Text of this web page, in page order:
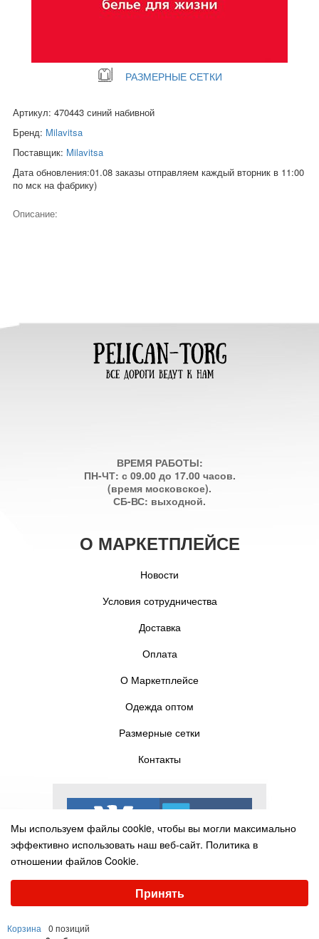
Корзина
0 позиций
РАЗМЕРНЫЕ СЕТКИ
Артикул: 470443 синий набивной
Бренд: Milavitsa
Поставщик: Milavitsa
Дата обновления:01.08 заказы отправляем каждый вторник в 11:00
по мск на фабрику)
Описание:
ВРЕМЯ РАБОТЫ:
ПН-ЧТ: с 09.00 до 17.00 часов.
(время московское).
СБ-ВС: выходной.
О МАРКЕТПЛЕЙСЕ
Новости
Условия сотрудничества
Доставка
Оплата
О Маркетплейсе
Одежда оптом
Размерные сетки
Контакты
Мы используем файлы cookie, чтобы вы могли максимально
эффективно использовать наш веб-сайт. Политика в
отношении файлов Cookie.
Принять